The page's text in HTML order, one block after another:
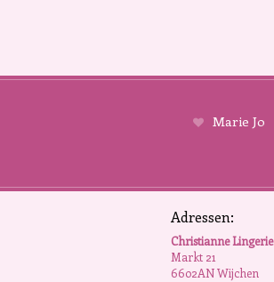
Marie Jo
Adressen:
Christianne Lingerie
Markt 21
6602AN Wijchen